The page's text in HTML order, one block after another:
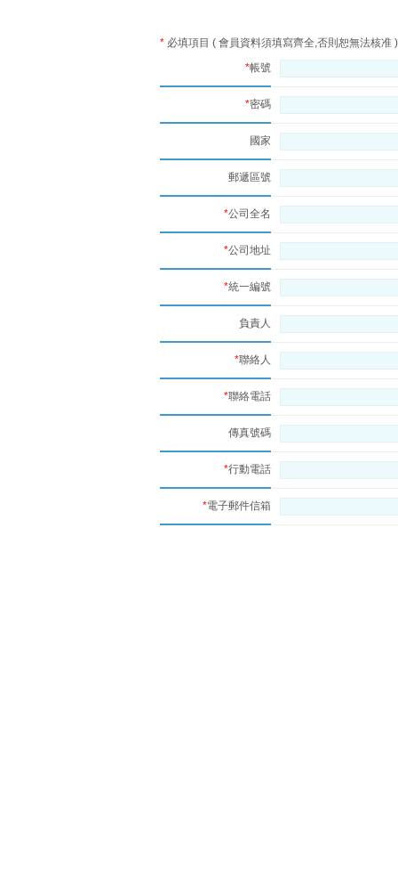
* 必填項目 ( 會員資料須填寫齊全,否則恕無法核准 )
*帳號
*密碼
國家
郵遞區號
*公司全名
*公司地址
*統一編號
負責人
*聯絡人
*聯絡電話
傳真號碼
*行動電話
*電子郵件信箱